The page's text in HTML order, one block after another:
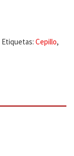
Etiquetas: Cepillo,